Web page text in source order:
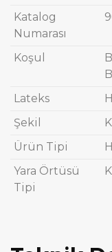
Katalog
Numarası
Koşul
Lateks
Şekil
Ürün Tipi
Yara Örtüsü
Tipi